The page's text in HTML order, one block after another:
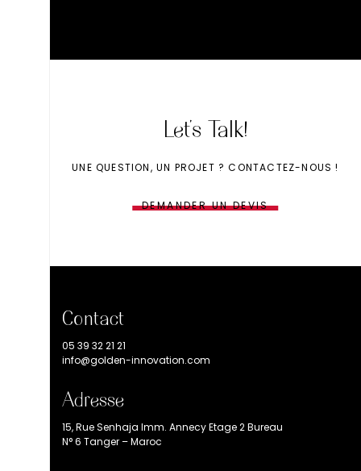
Let’s Talk!
UNE QUESTION, UN PROJET ? CONTACTEZ-NOUS !
DEMANDER UN DEVIS
Contact
05 39 32 21 21
info@golden-innovation.com
Adresse
15, Rue Senhaja Imm. Annecy Etage 2 Bureau
N° 6 Tanger – Maroc